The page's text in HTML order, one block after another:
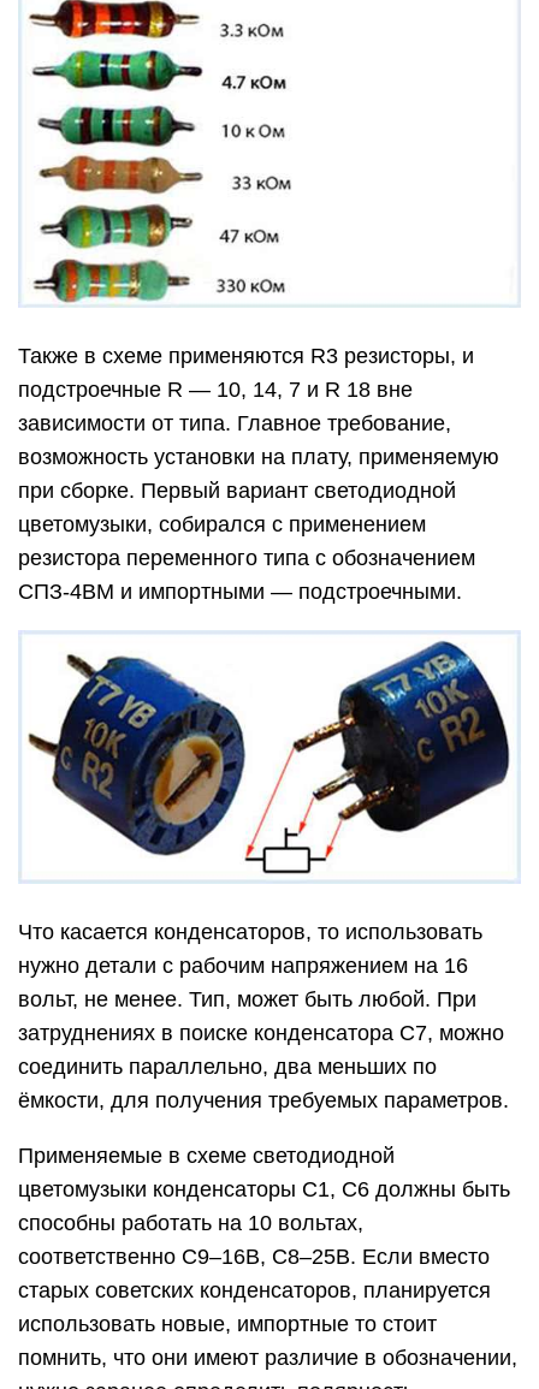
Также в схеме применяются R3 резисторы, и
подстроечные R — 10, 14, 7 и R 18 вне
зависимости от типа. Главное требование,
возможность установки на плату, применяемую
при сборке. Первый вариант светодиодной
цветомузыки, собирался с применением
резистора переменного типа с обозначением
СПЗ-4ВМ и импортными — подстроечными.
Что касается конденсаторов, то использовать
нужно детали с рабочим напряжением на 16
вольт, не менее. Тип, может быть любой. При
затруднениях в поиске конденсатора С7, можно
соединить параллельно, два меньших по
ёмкости, для получения требуемых параметров.
Применяемые в схеме светодиодной
цветомузыки конденсаторы С1, С6 должны быть
способны работать на 10 вольтах,
соответственно С9–16В, С8–25В. Если вместо
старых советских конденсаторов, планируется
использовать новые, импортные то стоит
помнить, что они имеют различие в обозначении,